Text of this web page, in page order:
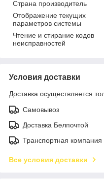
Страна производитель
Отображение текущих
параметров системы
Чтение и стирание кодов
неисправностей
Условия доставки
Доставка осуществляется
Самовывоз
Доставка Белпочтой
Транспортная компания
Все условия доставки